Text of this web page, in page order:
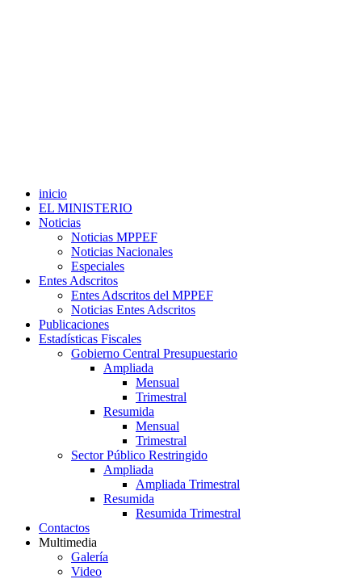
inicio
EL MINISTERIO
Noticias
Noticias MPPEF
Noticias Nacionales
Especiales
Entes Adscritos
Entes Adscritos del MPPEF
Noticias Entes Adscritos
Publicaciones
Estadísticas Fiscales
Gobierno Central Presupuestario
Ampliada
Mensual
Trimestral
Resumida
Mensual
Trimestral
Sector Público Restringido
Ampliada
Ampliada Trimestral
Resumida
Resumida Trimestral
Contactos
Multimedia
Galería
Video